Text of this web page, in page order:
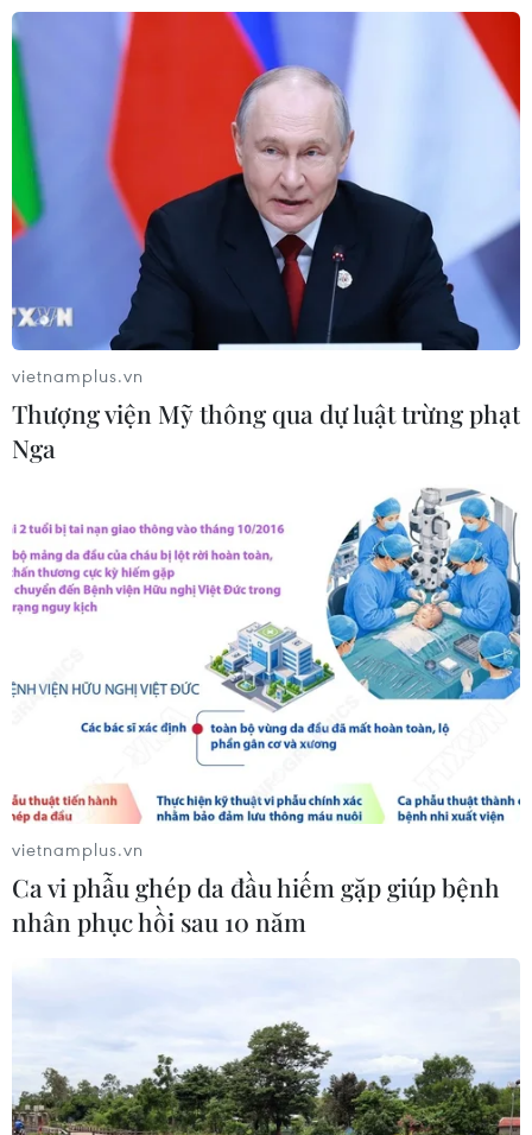
vietnamplus.vn
Thượng viện Mỹ thông qua dự luật trừng phạt
Nga
vietnamplus.vn
Ca vi phẫu ghép da đầu hiếm gặp giúp bệnh
nhân phục hồi sau 10 năm